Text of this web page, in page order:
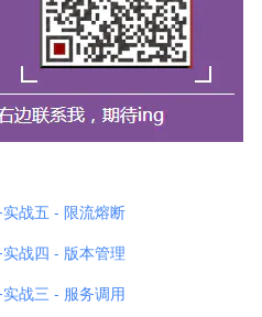
战五 - 限流熔断
战四 - 版本管理
战三 - 服务调用